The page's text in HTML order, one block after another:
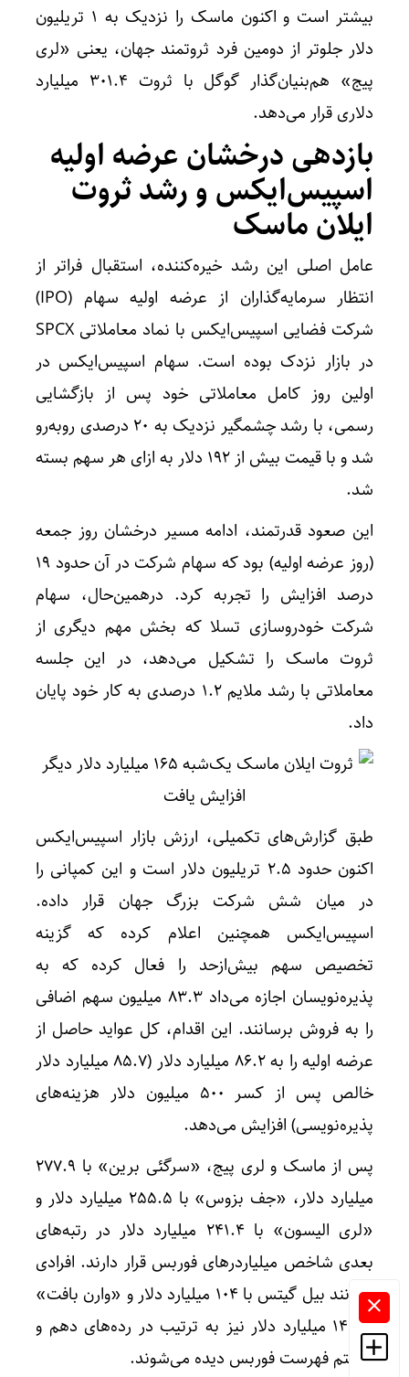
بیشتر است و اکنون ماسک را نزدیک به ۱ تریلیون
دلار جلوتر از دومین فرد ثروتمند جهان، یعنی «لری
پیج» هم‌بنیان‌گذار گوگل با ثروت ۳۰۱.۴ میلیارد
دلاری قرار می‌دهد.
بازدهی درخشان عرضه اولیه
اسپیس‌ایکس و رشد ثروت
ایلان ماسک
عامل اصلی این رشد خیره‌کننده، استقبال فراتر از
انتظار سرمایه‌گذاران از عرضه اولیه سهام (IPO)
شرکت فضایی اسپیس‌ایکس با نماد معاملاتی SPCX
در بازار نزدک بوده است. سهام اسپیس‌ایکس در
اولین روز کامل معاملاتی خود پس از بازگشایی
رسمی، با رشد چشمگیر نزدیک به ۲۰ درصدی روبه‌رو
شد و با قیمت بیش از ۱۹۲ دلار به ازای هر سهم بسته
شد.
این صعود قدرتمند، ادامه مسیر درخشان روز جمعه
(روز عرضه اولیه) بود که سهام شرکت در آن حدود ۱۹
درصد افزایش را تجربه کرد. درهمین‌حال، سهام
شرکت خودروسازی تسلا که بخش مهم دیگری از
ثروت ماسک را تشکیل می‌دهد، در این جلسه
معاملاتی با رشد ملایم ۱.۲ درصدی به کار خود پایان
داد.
طبق گزارش‌های تکمیلی، ارزش بازار اسپیس‌ایکس
اکنون حدود ۲.۵ تریلیون دلار است و این کمپانی را
در میان شش شرکت بزرگ جهان قرار داده.
اسپیس‌ایکس همچنین اعلام کرده که گزینه
تخصیص سهم بیش‌ازحد را فعال کرده که به
پذیره‌نویسان اجازه می‌داد ۸۳.۳ میلیون سهم اضافی
را به فروش برسانند. این اقدام، کل عواید حاصل از
عرضه اولیه را به ۸۶.۲ میلیارد دلار (۸۵.۷ میلیارد دلار
خالص پس از کسر ۵۰۰ میلیون دلار هزینه‌های
پذیره‌نویسی) افزایش می‌دهد.
پس از ماسک و لری پیج، «سرگئی برین» با ۲۷۷.۹
میلیارد دلار، «جف بزوس» با ۲۵۵.۵ میلیارد دلار و
«لری الیسون» با ۲۴۱.۴ میلیارد دلار در رتبه‌های
بعدی شاخص میلیاردرهای فوربس قرار دارند. افرادی
همانند بیل گیتس با ۱۰۴ میلیارد دلار و «وارن بافت»
با ۱۴۶ میلیارد دلار نیز به ترتیب در رده‌های دهم و
بیستم فهرست فوربس دیده می‌شوند.